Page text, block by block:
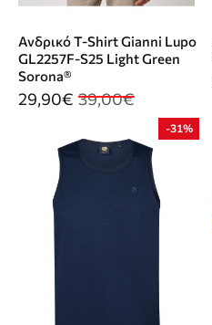
Ανδρικό T-Shirt Gianni Lupo
GL2257F-S25 Light Green
Sorona®
29,90€ 39,00€
-31%